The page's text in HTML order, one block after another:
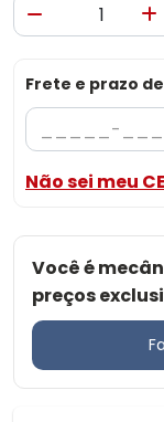
Frete e prazo
Não sei meu
Você é
preços